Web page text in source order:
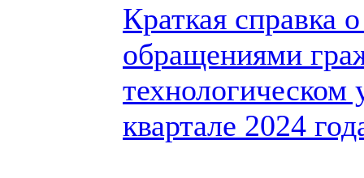
Краткая справка
обращениями
технологическом
квартале 2024